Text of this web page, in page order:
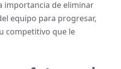
importancia de eliminar
equipo para progresar,
competitivo que le